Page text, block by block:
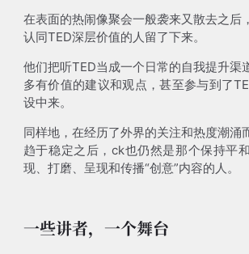
在表面的热闹像聚会一般袭来又散去之后
认同TED深层价值的人留了下来。
他们把听TED当成一个日常的自我提升渠
多有价值的建议和观点，甚至参与到了
设中来。
同样地，在经历了外界的关注和热度潮涌
趋于稳定之后，ck也仍然是那个保持平
现、打磨、呈现和传播“创意”内容的人。
一些讲者，一个舞台